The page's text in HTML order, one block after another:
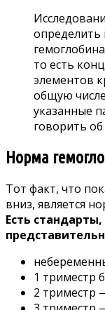
то есть
элементов
общую
указанные
говорить
Норма
Тот факт, что
вниз, является
Есть
1 триместр
2 триместр